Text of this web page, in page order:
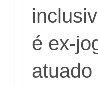
é ex-
atuado